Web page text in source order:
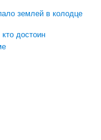
землей в колодце
достоин